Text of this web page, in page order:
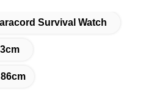
Survival Watch